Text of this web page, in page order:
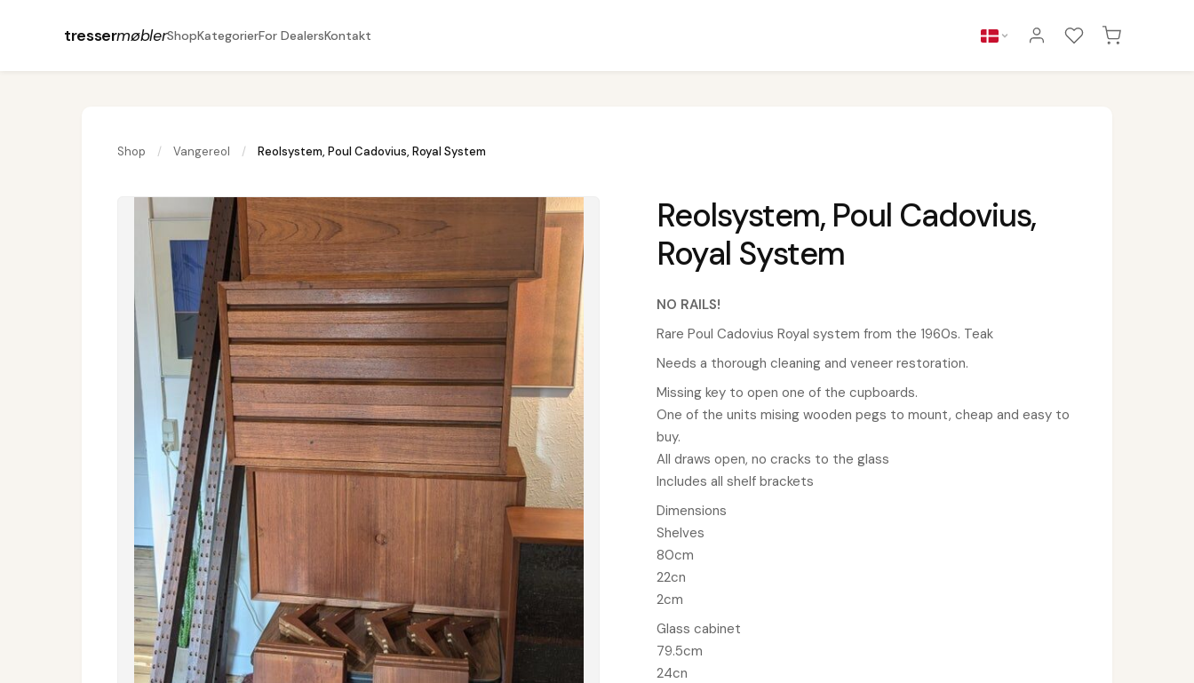
tressermøblerShopKategorierFor DealersKontakt
Shop / Vangereol / Reolsystem, Poul Cadovius, Royal System
Reolsystem, Poul Cadovius,
Royal System
NO RAILS!
Rare Poul Cadovius Royal system from the 1960s. Teak
Needs a thorough cleaning and veneer restoration.
Missing key to open one of the cupboards.
One of the units mising wooden pegs to mount, cheap and easy to
buy.
All draws open, no cracks to the glass
Includes all shelf brackets
Dimensions
Shelves
80cm
22cn
2cm
Glass cabinet
79.5cm
24cn